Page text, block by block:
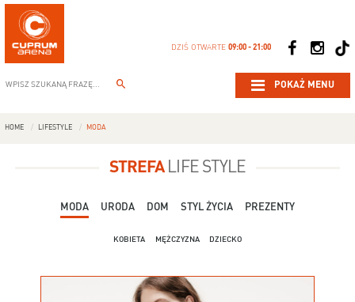
DZIŚ OTWARTE09:00 - 21:00
POKAŻ MENU
HOME LIFESTYLE MODA
STREFALIFE STYLE
MODA URODA DOM STYL ŻYCIA PREZENTY
KOBIETA MĘŻCZYZNA DZIECKO